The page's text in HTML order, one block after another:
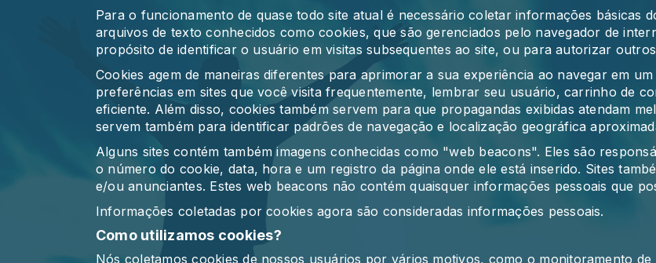
Para o funcionamento de quase todo site atual é necessário coletar informações básicas
arquivos de texto conhecidos como cookies, que são gerenciados pelo navegador de
propósito de identificar o usuário em visitas subsequentes ao site, ou para autorizar
Cookies agem de maneiras diferentes para aprimorar a sua experiência ao navegar em
preferências em sites que você visita frequentemente, lembrar seu usuário, carrinho de
eficiente. Além disso, cookies também servem para que propagandas exibidas atendam
servem também para identificar padrões de navegação e localização geográfica
Alguns sites contém também imagens conhecidas como "web beacons". Eles são
o número do cookie, data, hora e um registro da página onde ele está inserido. Sites
e/ou anunciantes. Estes web beacons não contém quaisquer informações pessoais que
Informações coletadas por cookies agora são consideradas informações pessoais.
Como utilizamos cookies?
Nós coletamos cookies de nossos usuários por vários motivos, como o monitoramento